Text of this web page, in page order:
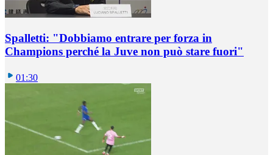
Spalletti: "Dobbiamo entrare per forza in
Champions perché la Juve non può stare fuori"
01:30